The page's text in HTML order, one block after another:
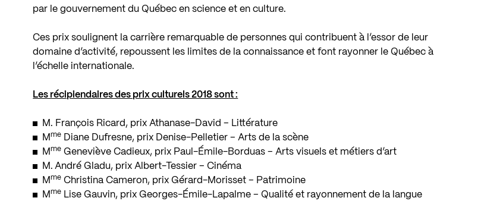
par le gouvernement du Québec en science et en culture.
Ces prix soulignent la carrière remarquable de personnes qui contribuent à l’essor de leur
domaine d’activité, repoussent les limites de la connaissance et font rayonner le Québec à
l’échelle internationale.
Les récipiendaires des prix culturels 2018 sont :
M. François Ricard , prix Athanase-David – Littérature
Mme Diane Dufresne, prix Denise-Pelletier – Arts de la scène
Mme Geneviève Cadieux, prix Paul-Émile-Borduas – Arts visuels et métiers d’art
M. André Gladu, prix Albert-Tessier – Cinéma
Mme Christina Cameron, prix Gérard-Morisset – Patrimoine
Mme Lise Gauvin, prix Georges-Émile-Lapalme – Qualité et rayonnement de la langue